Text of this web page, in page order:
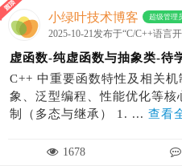
小绿叶技术博客 超级管理
2025-10-21发布于“C/C++语言
虚函数-纯虚函数与抽象类-待
C++ 中重要函数特性及相关
象、泛型编程、性能优化等
制（多态与继承） 1. ... 查看
1678